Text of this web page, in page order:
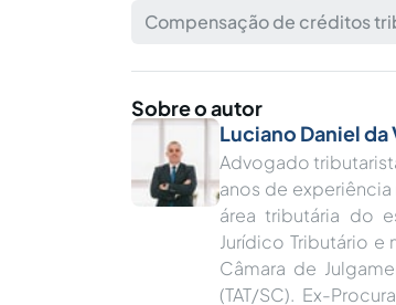
Compensação de créditos
Sobre o autor
Luciano Daniel da
Advogado
anos de experiência
área tributária do
Jurídico Tributário
Câmara de
(TAT/SC). Ex-